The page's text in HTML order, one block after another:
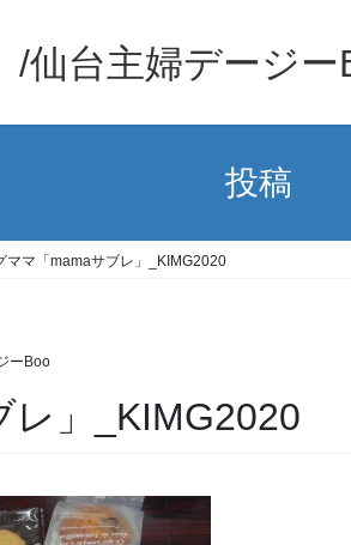
/仙台主婦デージ
投稿
ママ「mamaサブレ」_KIMG2020
ーBoo
レ」_KIMG2020